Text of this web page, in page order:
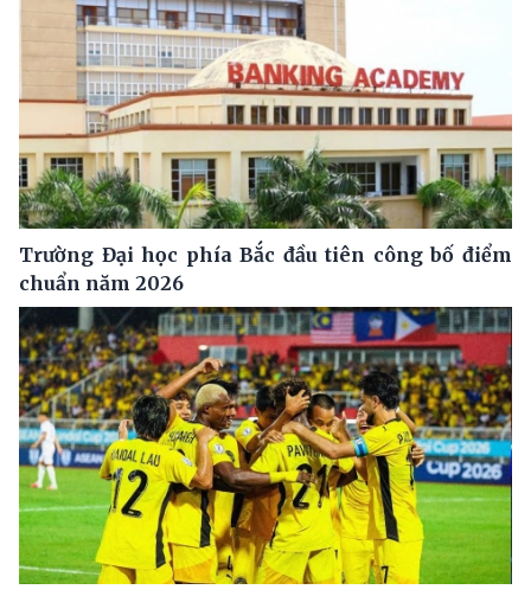
Trường Đại học phía Bắc đầu tiên công bố điểm
chuẩn năm 2026